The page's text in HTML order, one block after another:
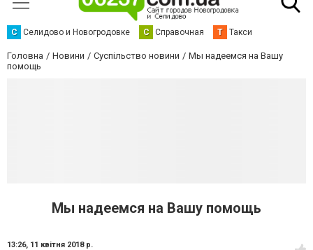
С Селидово и Новогродовке С Справочная Т Такси
Головна Новини Суспільство новини
Мы надеемся на Вашу
помощь
Мы надеемся на Вашу помощь
13:26, 11 квітня 2018 р.